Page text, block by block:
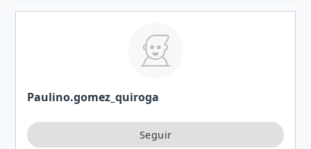
Paulino.gomez_quiroga